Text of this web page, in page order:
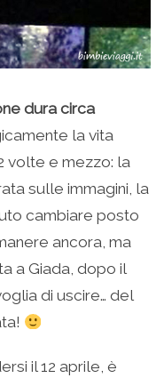
dura circa
la vita
volte e mezzo: la
sulle immagini, la
cambiare posto
ancora, ma
a Giada, dopo il
di uscire… del
il 12 aprile, è